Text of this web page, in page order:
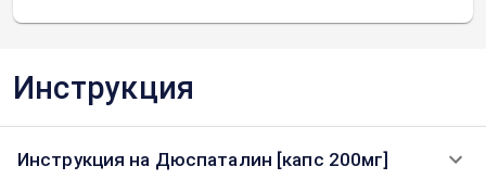
Инструкция
Инструкция на Дюспаталин [капс 200мг]